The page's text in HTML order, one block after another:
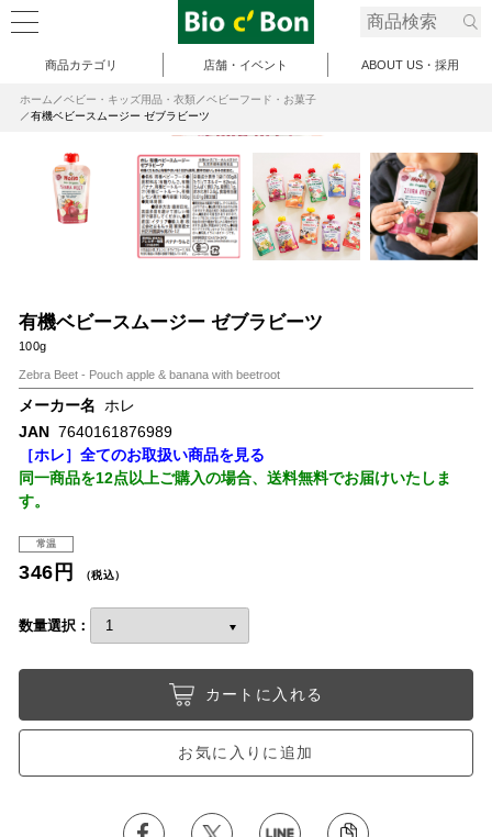
商品カテゴリ 店舗・イベント ABOUT US・採用
ホーム ベビー・キッズ用品・衣類
ベビーフード・お菓子
有機ベビースムージー ゼブラビーツ
有機ベビースムージー ゼブラビーツ
100g
Zebra Beet - Pouch apple & banana with beetroot
メーカー名
ホレ
JAN 7640161876989
［ホレ］全てのお取扱い商品を見る
同一商品を12点以上ご購入の場合、送料無料でお届けいたしま
す。
常温
346円 （税込）
数量選択：
カートに入れる
お気に入りに追加